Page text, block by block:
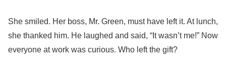
She smiled. Her boss, Mr. Green, must have left it. At lunch,
she thanked him. He laughed and said, “It wasn’t me!” Now
everyone at work was curious. Who left the gift?